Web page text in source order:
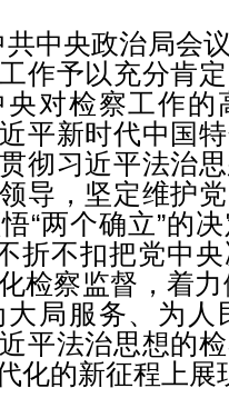
中央政治局会
作予以充分肯
对检察工作的
平新时代中国
彻习近平法治
导，坚定维护
“两个确立”的
折不扣把党中
检察监督，着
局服务、为人
平法治思想的
化的新征程上展